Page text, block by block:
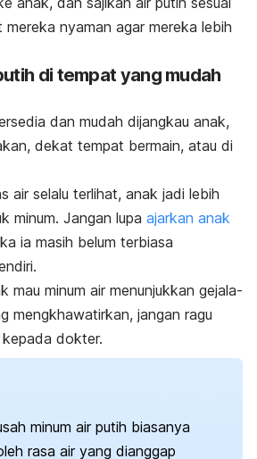
mereka nyaman agar mereka lebih
di tempat yang mudah
dan mudah dijangkau anak,
dekat tempat bermain, atau di
air selalu terlihat, anak jadi lebih
minum. Jangan lupa ajarkan anak
ia masih belum terbiasa
mau minum air menunjukkan gejala-
mengkhawatirkan, jangan ragu
dokter.
minum air putih biasanya
rasa air yang dianggap